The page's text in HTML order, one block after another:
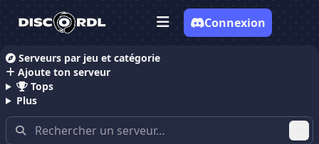
Serveurs par jeu et catégorie
Ajoute ton serveur
Tops
Plus
Connexion
Accueil Serveurs Discord Gaming